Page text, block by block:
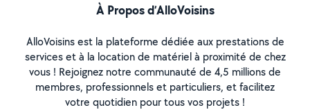
À Propos d’AlloVoisins
AlloVoisins est la plateforme dédiée aux prestations de
services et à la location de matériel à proximité de chez
vous ! Rejoignez notre communauté de 4,5 millions de
membres, professionnels et particuliers, et facilitez
votre quotidien pour tous vos projets !